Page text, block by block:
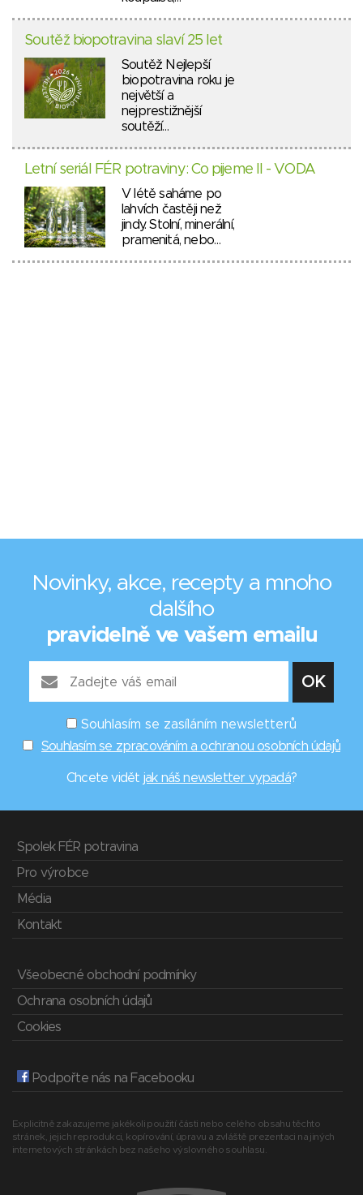
Soutěž biopotravina slaví 25 let
Soutěž Nejlepší
biopotravina roku je
největší a
nejprestižnější
soutěží…
Letní seriál FÉR potraviny: Co pijeme II - VODA
V létě saháme po
lahvích častěji než
jindy. Stolní, minerální,
pramenitá, nebo…
Novinky, akce, recepty a mnoho
dalšího
pravidelně ve vašem emailu
Souhlasím se zasíláním newsletterů
Souhlasím se zpracováním a ochranou osobních údajů
Chcete vidět jak náš newsletter vypadá?
Spolek FÉR potravina
Pro výrobce
Média
Kontakt
Všeobecné obchodní podmínky
Ochrana osobních údajů
Cookies
Podpořte nás na Facebooku
Explicitně zakazujeme jakékoli použití části nebo celého obsahu těchto
stránek, jejich reprodukci, kopírování, úpravu a zvláště prezentaci na jiných
internetových stránkách bez našeho výslovného souhlasu.